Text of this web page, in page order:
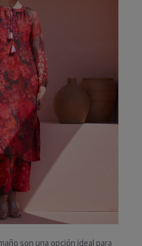
son una opción ideal para